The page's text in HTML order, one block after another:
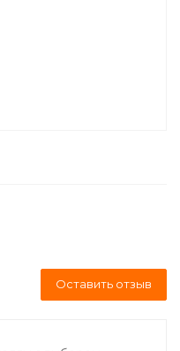
Оставить отзыв